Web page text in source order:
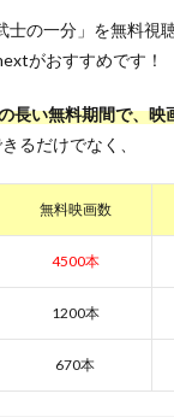
士の一分」を無料視
がおすすめです！
長い無料期間で、映
るだけでなく、
無料映画数
4500本
1200本
670本